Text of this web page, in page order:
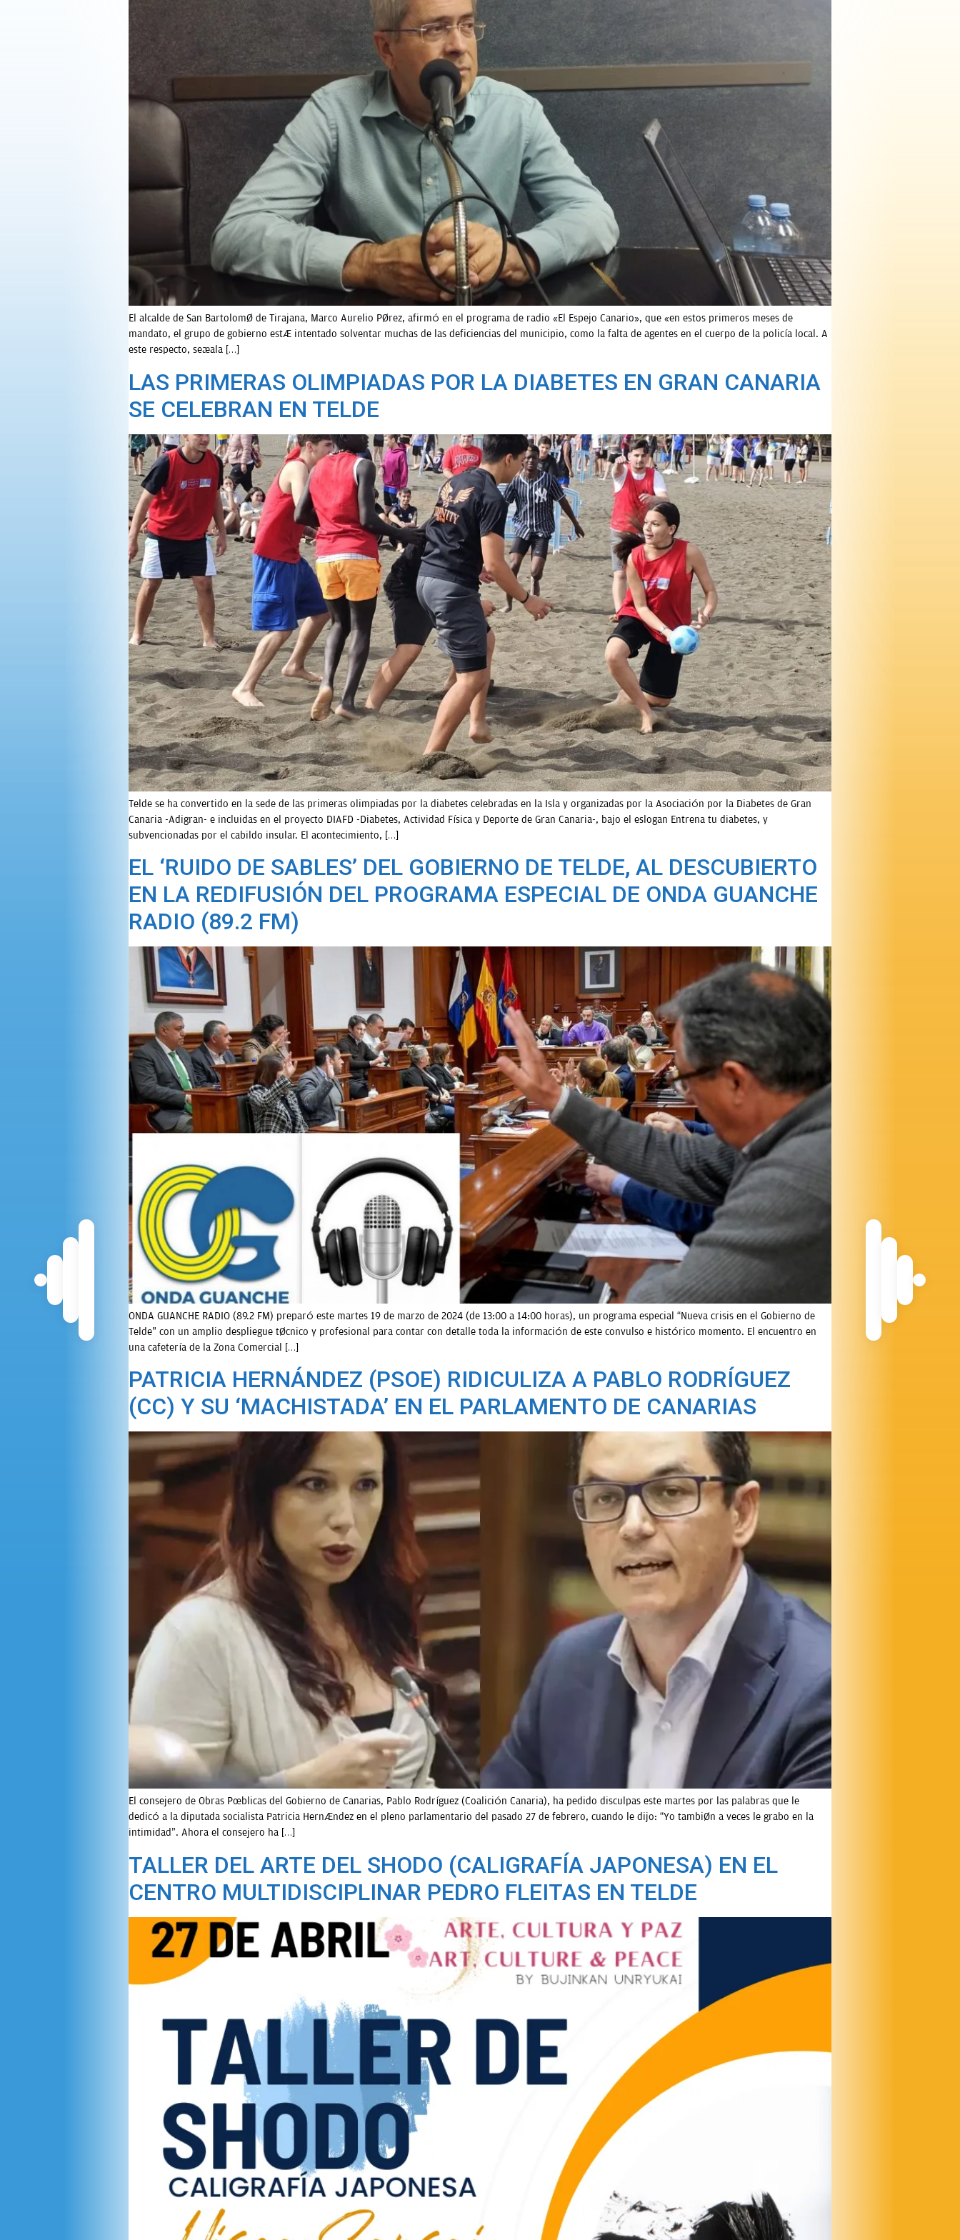
PROGRAMAS
El alcalde de San Bartolomé de Tirajana, Marco Aurelio Pérez, afirmó en el programa de radio «El Espejo Canario», que «en estos primeros meses de
mandato, el grupo de gobierno está intentado solventar muchas de las deficiencias del municipio, como la falta de agentes en el cuerpo de la policía local. A
este respecto, señala […]
LAS PRIMERAS OLIMPIADAS POR LA DIABETES EN GRAN CANARIA
SE CELEBRAN EN TELDE
Telde se ha convertido en la sede de las primeras olimpiadas por la diabetes celebradas en la Isla y organizadas por la Asociación por la Diabetes de Gran
Canaria -Adigran- e incluidas en el proyecto DIAFD -Diabetes, Actividad Física y Deporte de Gran Canaria-, bajo el eslogan Entrena tu diabetes, y
subvencionadas por el cabildo insular. El acontecimiento, […]
EL ‘RUIDO DE SABLES’ DEL GOBIERNO DE TELDE, AL DESCUBIERTO
EN LA REDIFUSIÓN DEL PROGRAMA ESPECIAL DE ONDA GUANCHE
RADIO (89.2 FM)
ONDA GUANCHE RADIO (89.2 FM) preparó este martes 19 de marzo de 2024 (de 13:00 a 14:00 horas), un programa especial “Nueva crisis en el Gobierno de
Telde” con un amplio despliegue técnico y profesional para contar con detalle toda la información de este convulso e histórico momento. El encuentro en
una cafetería de la Zona Comercial […]
PATRICIA HERNÁNDEZ (PSOE) RIDICULIZA A PABLO RODRÍGUEZ
(CC) Y SU ‘MACHISTADA’ EN EL PARLAMENTO DE CANARIAS
El consejero de Obras Públicas del Gobierno de Canarias, Pablo Rodríguez (Coalición Canaria), ha pedido disculpas este martes por las palabras que le
dedicó a la diputada socialista Patricia Hernández en el pleno parlamentario del pasado 27 de febrero, cuando le dijo: “Yo también a veces le grabo en la
intimidad”. Ahora el consejero ha […]
TALLER DEL ARTE DEL SHODO (CALIGRAFÍA JAPONESA) EN EL
CENTRO MULTIDISCIPLINAR PEDRO FLEITAS EN TELDE